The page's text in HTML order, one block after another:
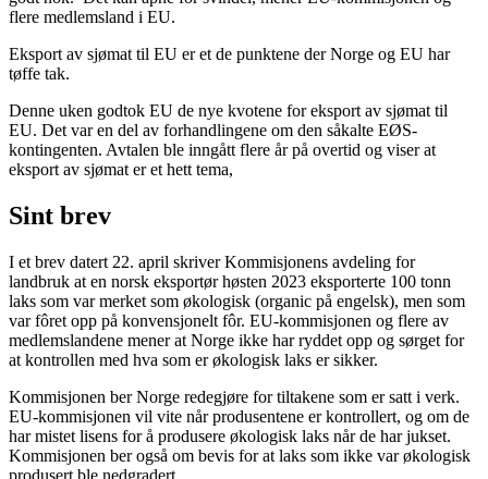
flere medlemsland i EU.
Eksport av sjømat til EU er et de punktene der Norge og EU har
tøffe tak.
Denne uken godtok EU de nye kvotene for eksport av sjømat til
EU. Det var en del av forhandlingene om den såkalte EØS-
kontingenten. Avtalen ble inngått flere år på overtid og viser at
eksport av sjømat er et hett tema,
Sint brev
I et brev datert 22. april skriver Kommisjonens avdeling for
landbruk at en norsk eksportør høsten 2023 eksporterte 100 tonn
laks som var merket som økologisk (organic på engelsk), men som
var fôret opp på konvensjonelt fôr. EU-kommisjonen og flere av
medlemslandene mener at Norge ikke har ryddet opp og sørget for
at kontrollen med hva som er økologisk laks er sikker.
Kommisjonen ber Norge redegjøre for tiltakene som er satt i verk.
EU-kommisjonen vil vite når produsentene er kontrollert, og om de
har mistet lisens for å produsere økologisk laks når de har jukset.
Kommisjonen ber også om bevis for at laks som ikke var økologisk
produsert ble nedgradert.